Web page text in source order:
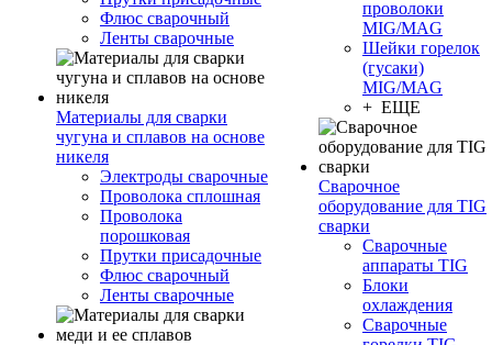
Флюс сварочный
Ленты сварочные
Материалы для сварки
чугуна и сплавов на основе
никеля
Электроды сварочные
Проволока сплошная
Проволока
порошковая
Прутки присадочные
Флюс сварочный
Ленты сварочные
проволоки
MIG/MAG
Шейки горелок
(гусаки)
MIG/MAG
+ ЕЩЕ
Сварочное
оборудование для TIG
сварки
Сварочные
аппараты TIG
Блоки
охлаждения
Сварочные